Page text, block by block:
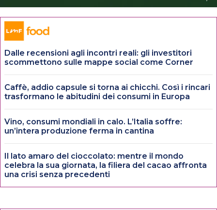
Dalle recensioni agli incontri reali: gli investitori
scommettono sulle mappe social come Corner
Caffè, addio capsule si torna ai chicchi. Così i rincari
trasformano le abitudini dei consumi in Europa
Vino, consumi mondiali in calo. L’Italia soffre:
un’intera produzione ferma in cantina
Il lato amaro del cioccolato: mentre il mondo
celebra la sua giornata, la filiera del cacao affronta
una crisi senza precedenti